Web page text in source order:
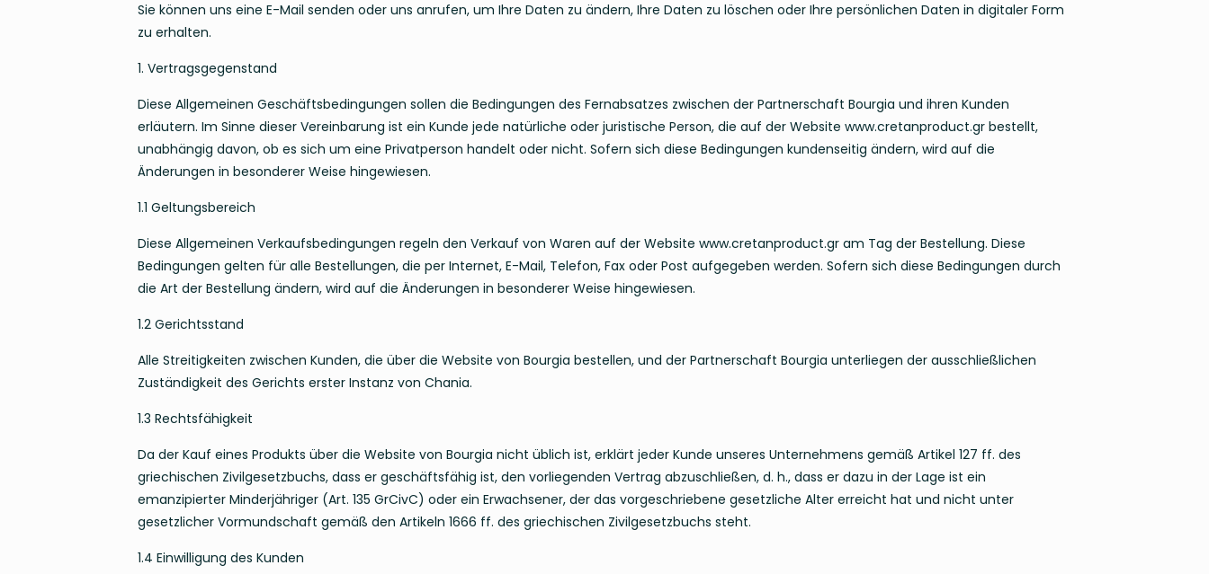
Sie können uns eine E-Mail senden oder uns anrufen, um Ihre Daten zu ändern, Ihre Daten zu löschen oder Ihre persönlichen Daten in digitaler Form
zu erhalten.
1. Vertragsgegenstand
Diese Allgemeinen Geschäftsbedingungen sollen die Bedingungen des Fernabsatzes zwischen der Partnerschaft Bourgia und ihren Kunden
erläutern. Im Sinne dieser Vereinbarung ist ein Kunde jede natürliche oder juristische Person, die auf der Website www.cretanproduct.gr bestellt,
unabhängig davon, ob es sich um eine Privatperson handelt oder nicht. Sofern sich diese Bedingungen kundenseitig ändern, wird auf die
Änderungen in besonderer Weise hingewiesen.
1.1 Geltungsbereich
Diese Allgemeinen Verkaufsbedingungen regeln den Verkauf von Waren auf der Website www.cretanproduct.gr am Tag der Bestellung. Diese
Bedingungen gelten für alle Bestellungen, die per Internet, E-Mail, Telefon, Fax oder Post aufgegeben werden. Sofern sich diese Bedingungen durch
die Art der Bestellung ändern, wird auf die Änderungen in besonderer Weise hingewiesen.
1.2 Gerichtsstand
Alle Streitigkeiten zwischen Kunden, die über die Website von Bourgia bestellen, und der Partnerschaft Bourgia unterliegen der ausschließlichen
Zuständigkeit des Gerichts erster Instanz von Chania.
1.3 Rechtsfähigkeit
Da der Kauf eines Produkts über die Website von Bourgia nicht üblich ist, erklärt jeder Kunde unseres Unternehmens gemäß Artikel 127 ff. des
griechischen Zivilgesetzbuchs, dass er geschäftsfähig ist, den vorliegenden Vertrag abzuschließen, d. h., dass er dazu in der Lage ist ein
emanzipierter Minderjähriger (Art. 135 GrCivC) oder ein Erwachsener, der das vorgeschriebene gesetzliche Alter erreicht hat und nicht unter
gesetzlicher Vormundschaft gemäß den Artikeln 1666 ff. des griechischen Zivilgesetzbuchs steht.
1.4 Einwilligung des Kunden